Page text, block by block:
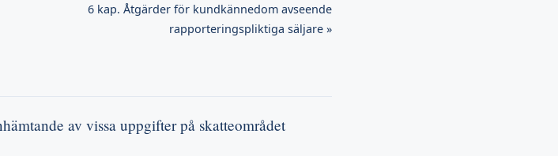
6 kap. Åtgärder för kundkännedom avseende
rapporteringspliktiga säljare »
av vissa uppgifter på skatteområdet